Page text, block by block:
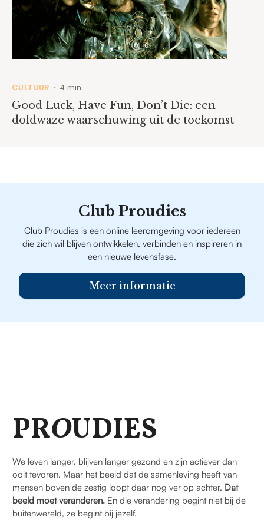
CULTUUR • 4 min
Good Luck, Have Fun, Don’t Die: een
doldwaze waarschuwing uit de toekomst
Club Proudies
Club Proudies is een online leeromgeving voor iedereen
die zich wil blijven ontwikkelen, verbinden en inspireren in
een nieuwe levensfase.
Meer informatie
PROUDIES
We leven langer, blijven langer gezond en zijn actiever dan
ooit tevoren. Maar het beeld dat de samenleving heeft van
mensen boven de zestig loopt daar nog ver op achter. Dat
beeld moet veranderen. En die verandering begint niet bij de
buitenwereld, ze begint bij jezelf.